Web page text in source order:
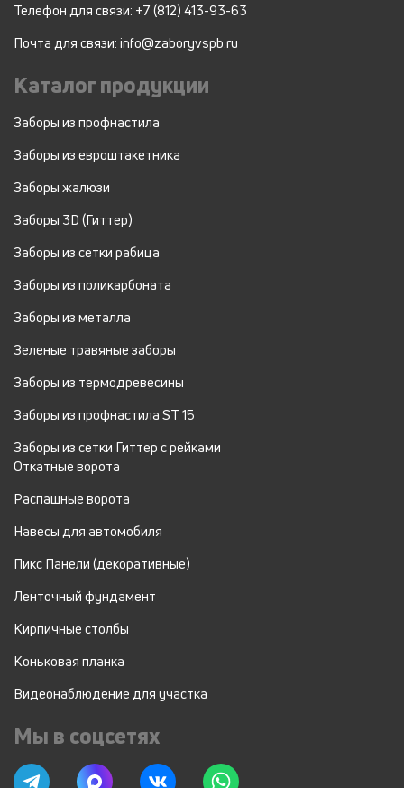
Телефон для связи: +7 (812) 413-93-63
Почта для связи: info@zaboryvspb.ru
Каталог продукции
Заборы из профнастила
Заборы из евроштакетника
Заборы жалюзи
Заборы 3D (Гиттер)
Заборы из сетки рабица
Заборы из поликарбоната
Заборы из металла
Зеленые травяные заборы
Заборы из термодревесины
Заборы из профнастила ST 15
Заборы из сетки Гиттер с рейками
Откатные ворота
Распашные ворота
Навесы для автомобиля
Пикс Панели (декоративные)
Ленточный фундамент
Кирпичные столбы
Коньковая планка
Видеонаблюдение для участка
Мы в соцсетях